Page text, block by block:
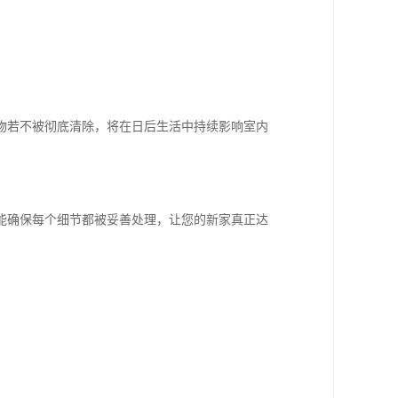
不被彻底清除，将在日后生活中持续影响室内
保每个细节都被妥善处理，让您的新家真正达